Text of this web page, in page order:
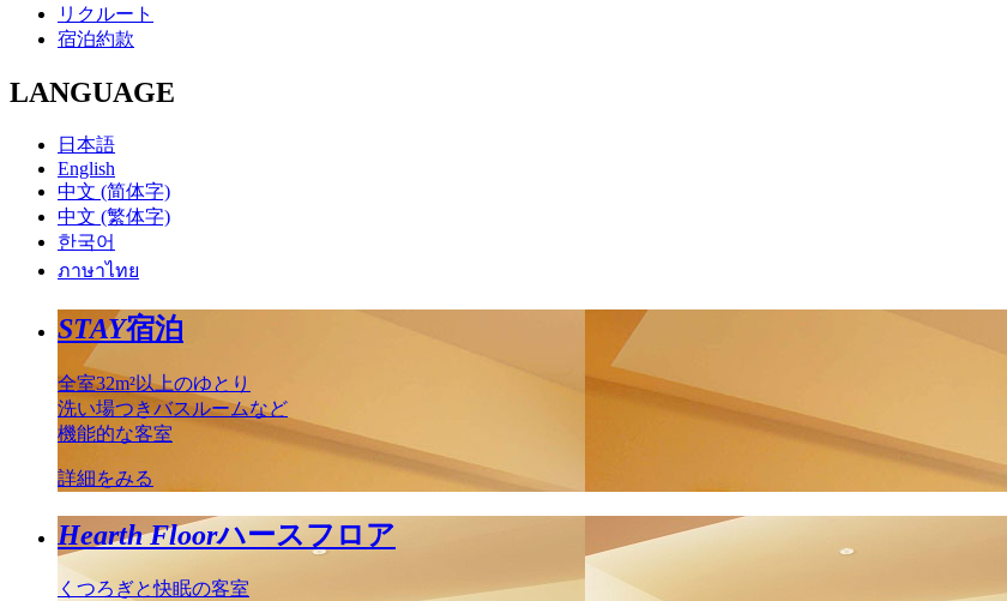
リクルート
宿泊約款
LANGUAGE
日本語
English
中文 (简体字)
中文 (繁体字)
한국어
ภาษาไทย
STAY宿泊
全室32m²以上のゆとり
洗い場つきバスルームなど
機能的な客室
詳細をみる
Hearth Floorハースフロア
くつろぎと快眠の客室